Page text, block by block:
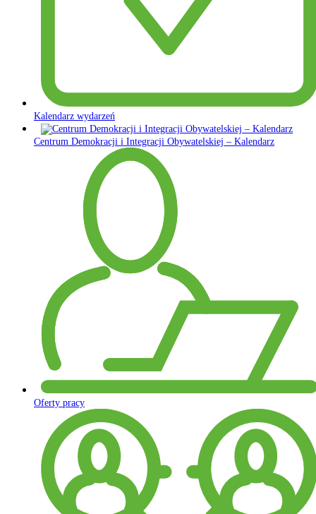
Kalendarz wydarzeń
Centrum Demokracji i Integracji Obywatelskiej – Kalendarz
Oferty pracy